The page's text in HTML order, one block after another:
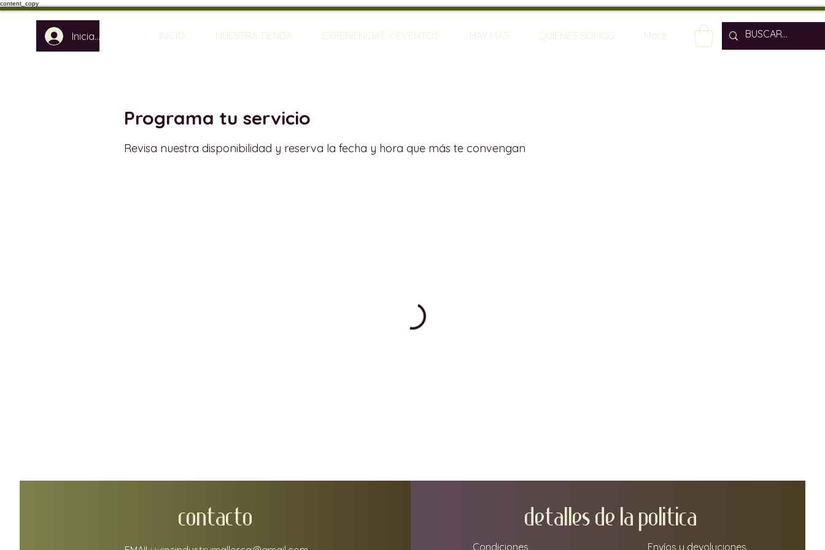
content_copy
Iniciar sesión INICIO NUESTRA TIENDA EXPERIENCIAS Y EVENTOS HAY MÁS QUIENES SOMOS More
Programa tu servicio
Revisa nuestra disponibilidad y reserva la fecha y hora que más te convengan
CONTACTO DETALLEs DE LA POLITICA
Condiciones Envíos y devoluciones